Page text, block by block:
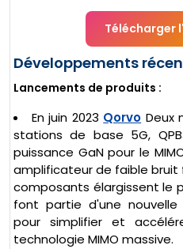
Télécharger
Développements
Lancements de produits :
En juin 2023 Qorvo Deux
stations de base 5G,
puissance GaN pour le
amplificateur de faible bruit
composants élargissent le
font partie d'une
pour simplifier et
technologie MIMO massive.